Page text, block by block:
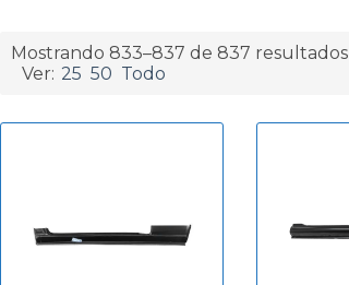
Mostrando 833–837 de 837 resultados
Ver: 25 50 Todo